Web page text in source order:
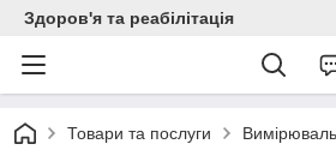
Здоров'я та реабілітація
Товари та послуги